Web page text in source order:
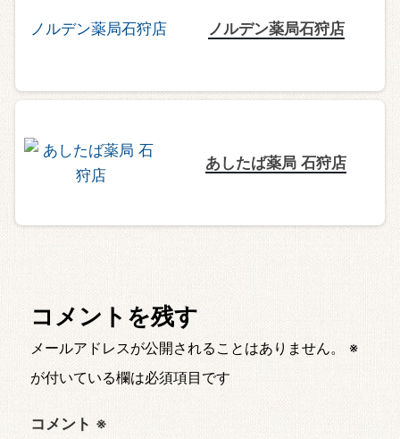
ノルデン薬局石狩店
あしたば薬局 石狩店
コメントを残す
メールアドレスが公開されることはありません。
※
が付いている欄は必須項目です
コメント ※